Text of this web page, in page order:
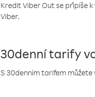
Kredit Viber Out se připíše
Viber.
30denní tarify
S 30denním tarifem